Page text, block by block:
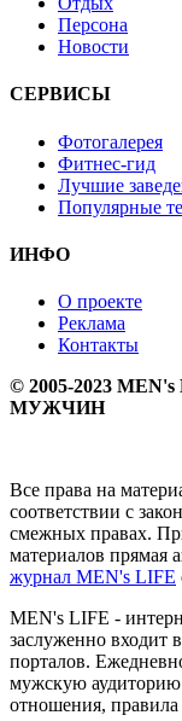
Персона
Новости
СЕРВИСЫ
Фотогалерея
Фитнес-гид
Лучшие
Популярные
ИНФО
О проекте
Реклама
Контакты
© 2005-2023
МУЖЧИН
Все права на
соответствии с
смежных правах.
материалов прямая
журнал MEN's LIFE
MEN's LIFE -
заслуженно
порталов.
мужскую аудиторию
отношения,